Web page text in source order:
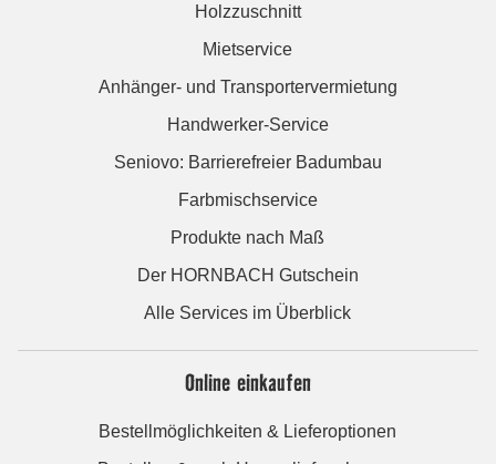
Holzzuschnitt
Mietservice
Anhänger- und Transportervermietung
Handwerker-Service
Seniovo: Barrierefreier Badumbau
Farbmischservice
Produkte nach Maß
Der HORNBACH Gutschein
Alle Services im Überblick
Online einkaufen
Bestellmöglichkeiten & Lieferoptionen